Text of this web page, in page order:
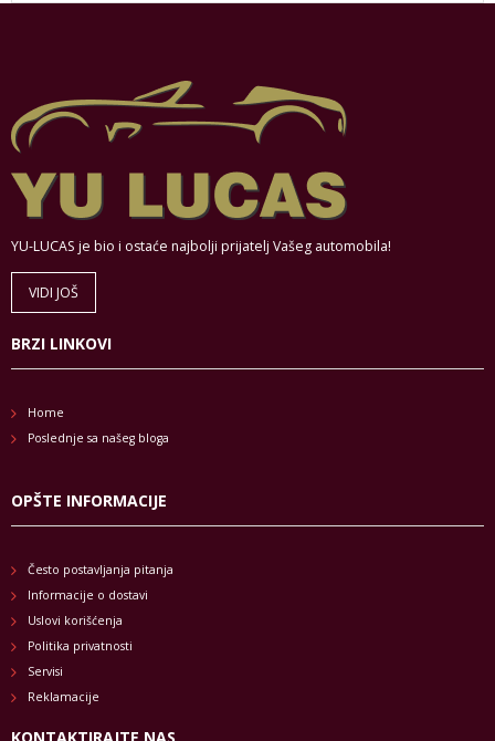
YU-LUCAS je bio i ostaće najbolji prijatelj Vašeg automobila!
VIDI JOŠ
BRZI LINKOVI
Home
Poslednje sa našeg bloga
OPŠTE INFORMACIJE
Često postavljanja pitanja
Informacije o dostavi
Uslovi korišćenja
Politika privatnosti
Servisi
Reklamacije